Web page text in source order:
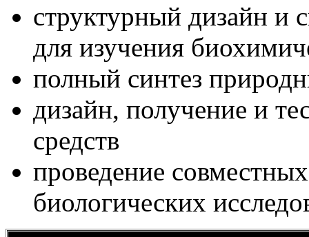
структурный дизайн и
для изучения
полный синтез
дизайн, получение и
средств
проведение
биологических